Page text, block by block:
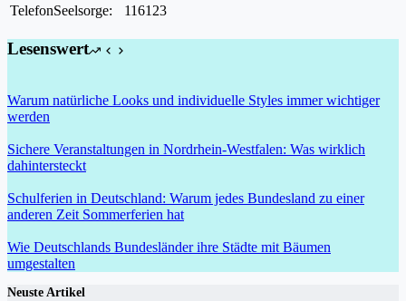
TelefonSeelsorge:
116123
Lesenswert
Warum natürliche Looks und individuelle Styles immer wichtiger
werden
Sichere Veranstaltungen in Nordrhein-Westfalen: Was wirklich
dahintersteckt
Schulferien in Deutschland: Warum jedes Bundesland zu einer
anderen Zeit Sommerferien hat
Wie Deutschlands Bundesländer ihre Städte mit Bäumen
umgestalten
Neuste Artikel